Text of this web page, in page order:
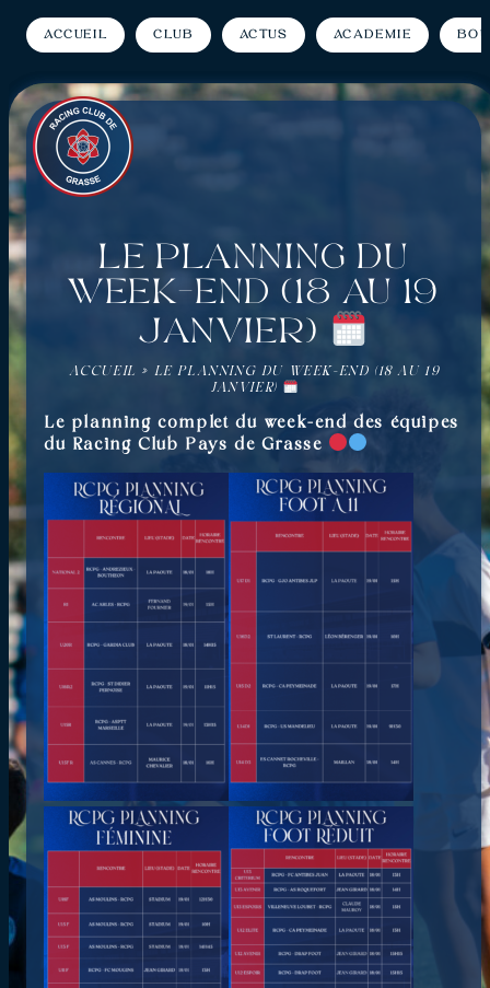
Accueil Club Actus Académie
Le planning du
week-end (18 au 19
janvier)
ACCUEIL » LE PLANNING DU WEEK-END (18 AU 19
JANVIER)
Le planning complet du week-end des équipes
du Racing Club Pays de Grasse